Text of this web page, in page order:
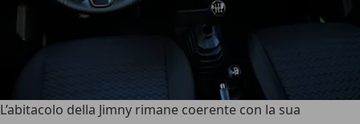
L’abitacolo della Jimny rimane coerente con la sua